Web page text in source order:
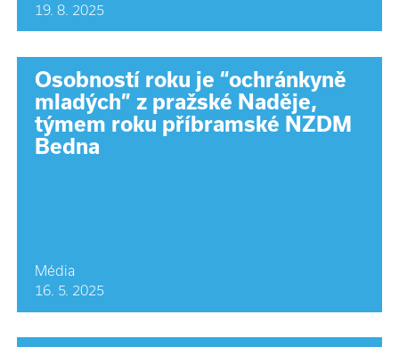
19. 8. 2025
Osobností roku je “ochránkyně
mladých” z pražské Naděje,
týmem roku příbramské NZDM
Bedna
Média
16. 5. 2025